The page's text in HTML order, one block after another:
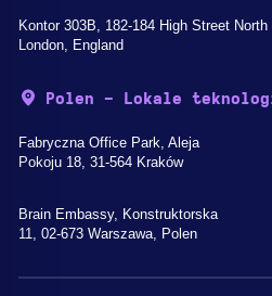
Kontor 303B, 182-184 High Street
London, England
Polen - Lokale
Fabryczna Office Park, Aleja
Pokoju 18, 31-564 Kraków
Brain Embassy, Konstruktorska
11, 02-673 Warszawa, Polen